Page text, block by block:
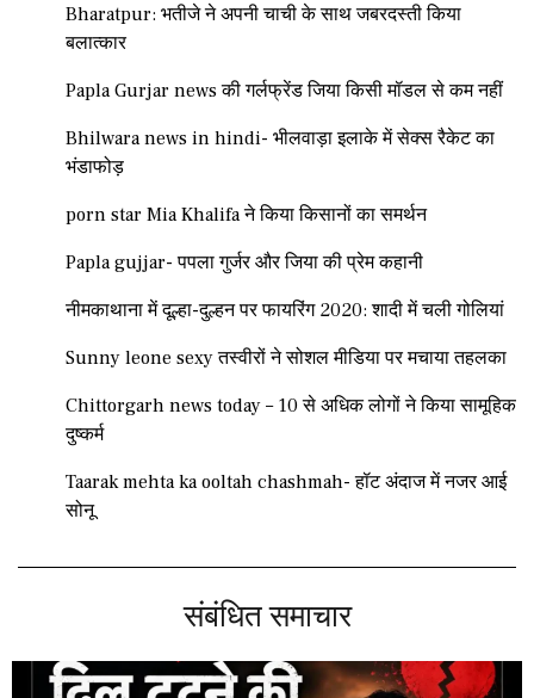
Bharatpur: भतीजे ने अपनी चाची के साथ जबरदस्ती किया
बलात्कार
Papla Gurjar news की गर्लफ्रेंड जिया किसी मॉडल से कम नहीं
Bhilwara news in hindi- भीलवाड़ा इलाके में सेक्स रैकेट का
भंडाफोड़
porn star Mia Khalifa ने किया किसानों का समर्थन
Papla gujjar- पपला गुर्जर और जिया की प्रेम कहानी
नीमकाथाना में दूल्हा-दुल्हन पर फायरिंग 2020: शादी में चली गोलियां
Sunny leone sexy तस्वीरों ने सोशल मीडिया पर मचाया तहलका
Chittorgarh news today – 10 से अधिक लोगों ने किया सामूहिक
दुष्कर्म
Taarak mehta ka ooltah chashmah- हॉट अंदाज में नजर आई
सोनू
संबंधित समाचार